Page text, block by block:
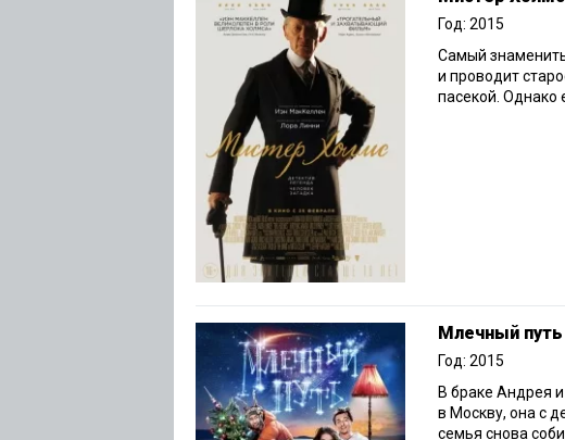
Год: 2015
Самый
и проводит
пасекой. Однако
Млечный путь
Год: 2015
В браке Андрея
в Москву, она с
семья снова